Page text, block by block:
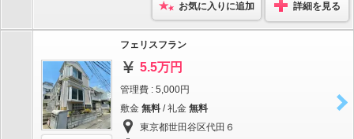
お気に入りに追加 詳細を見る
フェリスフラン
5.5万円
管理費 : 5,000円
敷金 無料 / 礼金 無料
東京都世田谷区代田６